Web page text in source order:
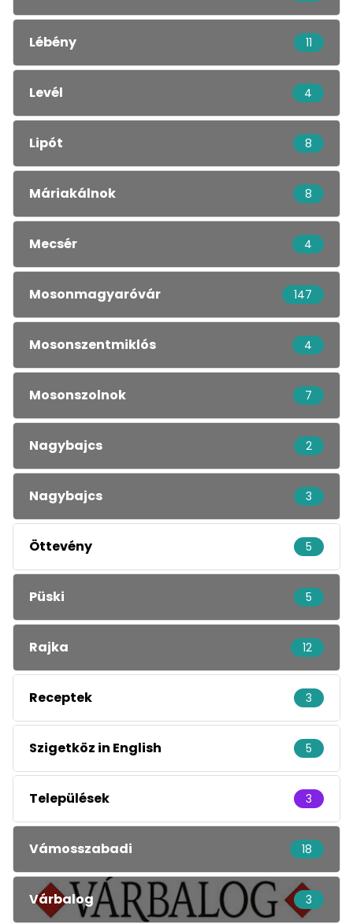
Lébény 11
Levél 4
Lipót 8
Máriakálnok 8
Mecsér 4
Mosonmagyaróvár 147
Mosonszentmiklós 4
Mosonszolnok 7
Nagybajcs 2
Nagybajcs 3
Öttevény 5
Püski 5
Rajka 12
Receptek 3
Szigetköz in English 5
Települések 3
Vámosszabadi 18
Várbalog 3